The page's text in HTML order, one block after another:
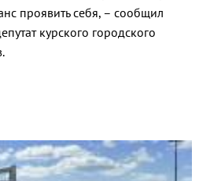
проявить себя, – сообщил
курского городского